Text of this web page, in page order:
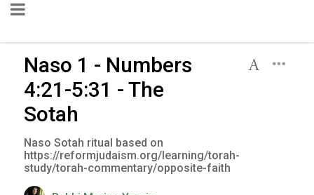
Naso 1 - Numbers
4:21-5:31 - The
Sotah
Naso Sotah ritual based on
https://reformjudaism.org/learning/torah-
study/torah-commentary/opposite-faith